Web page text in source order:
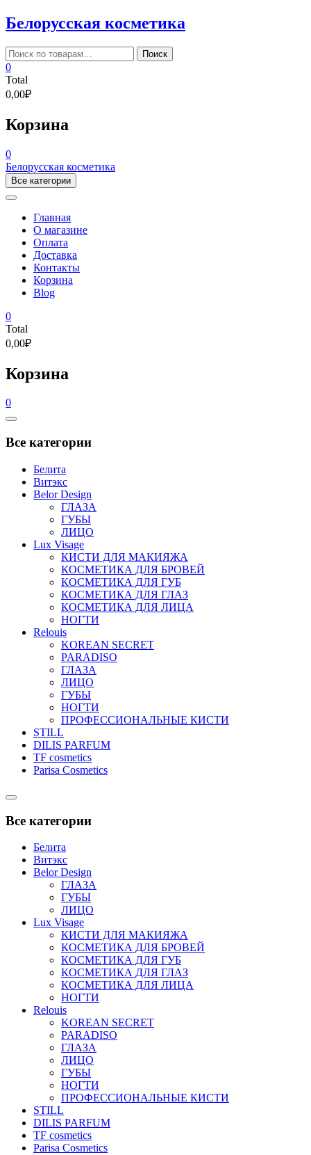
Skip
to
content
Белорусская косметика
Искать: Поиск
0
Total
0,00₽
Корзина
0
Белорусская косметика
Все категории
Главная
О магазине
Оплата
Доставка
Контакты
Корзина
Blog
0
Total
0,00₽
Корзина
0
Catalog
Все категории
Белита
Витэкс
Belor Design
ГЛАЗА
ГУБЫ
ЛИЦО
Lux Visage
КИСТИ ДЛЯ МАКИЯЖА
КОСМЕТИКА ДЛЯ БРОВЕЙ
КОСМЕТИКА ДЛЯ ГУБ
КОСМЕТИКА ДЛЯ ГЛАЗ
КОСМЕТИКА ДЛЯ ЛИЦА
НОГТИ
Relouis
KOREAN SECRET
PARADISO
ГЛАЗА
ЛИЦО
ГУБЫ
НОГТИ
ПРОФЕССИОНАЛЬНЫЕ КИСТИ
STILL
DILIS PARFUM
TF cosmetics
Parisa Cosmetics
Catalog
Все категории
Белита
Витэкс
Belor Design
ГЛАЗА
ГУБЫ
ЛИЦО
Lux Visage
КИСТИ ДЛЯ МАКИЯЖА
КОСМЕТИКА ДЛЯ БРОВЕЙ
КОСМЕТИКА ДЛЯ ГУБ
КОСМЕТИКА ДЛЯ ГЛАЗ
КОСМЕТИКА ДЛЯ ЛИЦА
НОГТИ
Relouis
KOREAN SECRET
PARADISO
ГЛАЗА
ЛИЦО
ГУБЫ
НОГТИ
ПРОФЕССИОНАЛЬНЫЕ КИСТИ
STILL
DILIS PARFUM
TF cosmetics
Parisa Cosmetics